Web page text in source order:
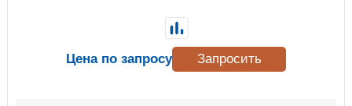
Цена по запросу Запросить